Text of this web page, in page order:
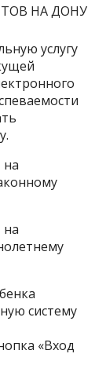
услугу
систему
«Вход